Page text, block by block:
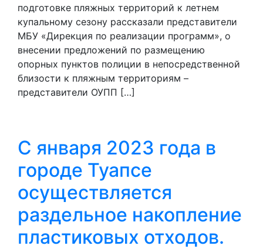
подготовке пляжных территорий к летнем
купальному сезону рассказали представители
МБУ «Дирекция по реализации программ», о
внесении предложений по размещению
опорных пунктов полиции в непосредственной
близости к пляжным территориям –
представители ОУПП […]
С января 2023 года в
городе Туапсе
осуществляется
раздельное накопление
пластиковых отходов.